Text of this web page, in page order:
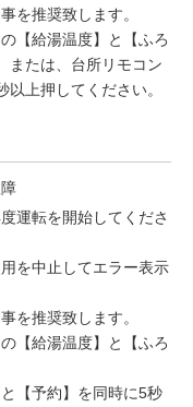
を推奨致します。
【給湯温度】と【ふろ
または、台所リモコン
上押してください。
運転を開始してくださ
を中止してエラー表示
を推奨致します。
【給湯温度】と【ふろ
【予約】を同時に5秒